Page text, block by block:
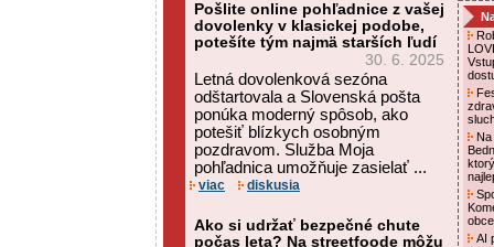
Pošlite online pohľadnice z vašej
dovolenky v klasickej podobe,
potešíte tým najmä starších ľudí
30. 6. 2025
Letná dovolenková sezóna
odštartovala a Slovenská pošta
ponúka moderný spôsob, ako
potešiť blízkych osobným
pozdravom. Služba Moja
pohľadnica umožňuje zasielať ...
viac diskusia
Ako si udržať bezpečné chute
počas leta? Na streetfoode môžu
AI